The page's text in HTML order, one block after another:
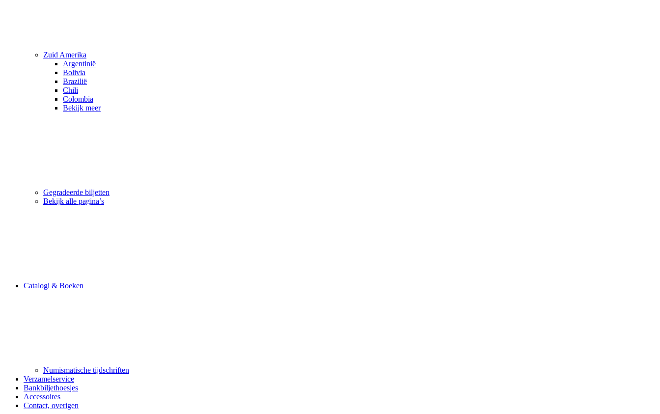
Zuid Amerika
Argentinië
Bolivia
Brazilië
Chili
Colombia
Bekijk meer
Gegradeerde biljetten
Bekijk alle pagina’s
Catalogi & Boeken
Numismatische tijdschriften
Verzamelservice
Bankbiljethoesjes
Accessoires
Contact, overigen